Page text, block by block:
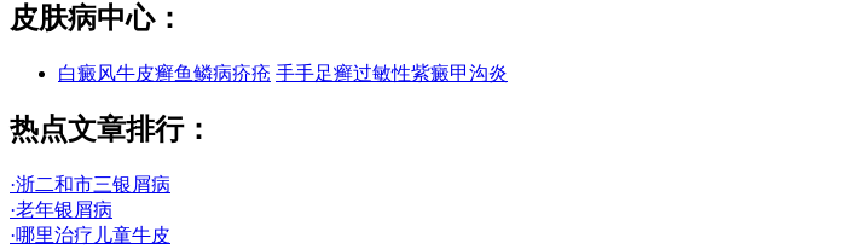
皮肤病中心：
白癜风牛皮癣鱼鳞病疥疮 手手足癣过敏性紫癜甲沟炎
热点文章排行：
·浙二和市三银屑病
·老年银屑病
·哪里治疗儿童牛皮